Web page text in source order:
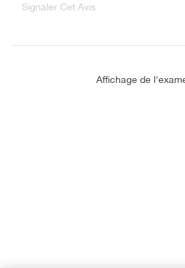
Signaler Cet Avis
Affichage de